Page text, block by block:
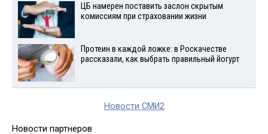
ЦБ намерен поставить заслон скрытым
комиссиям при страховании жизни
Протеин в каждой ложке: в Роскачестве
рассказали, как выбрать правильный йогурт
Новости СМИ2
Новости партнеров